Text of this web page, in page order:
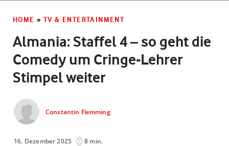
HOME » TV & ENTERTAINMENT
Almania: Staffel 4 – so geht die
Comedy um Cringe-Lehrer
Stimpel weiter
Constantin Flemming
16. Dezember 2025 8 min.